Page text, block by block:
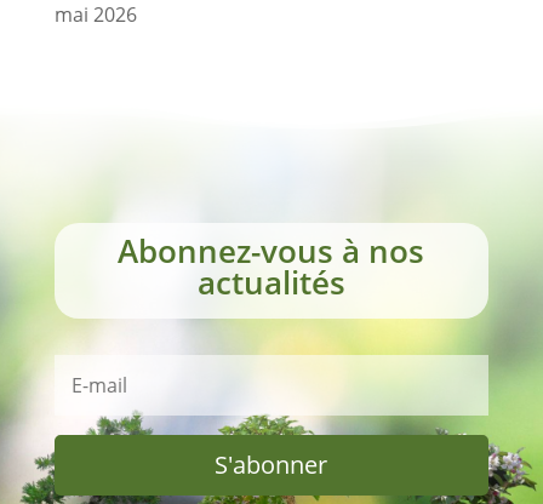
mai 2026
Abonnez-vous à nos
actualités
S'abonner